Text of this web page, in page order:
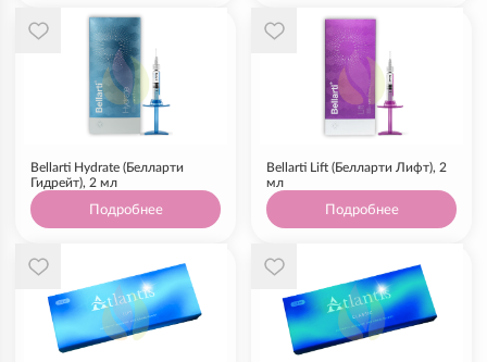
Bellarti Hydrate (Белларти
Гидрейт), 2 мл
Подробнее
Bellarti Lift (Белларти Лифт), 2
мл
Подробнее